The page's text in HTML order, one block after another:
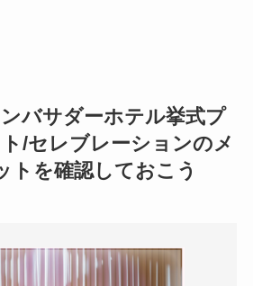
ンバサダーホテル挙式プ
/セレブレーションのメ
トを確認しておこう